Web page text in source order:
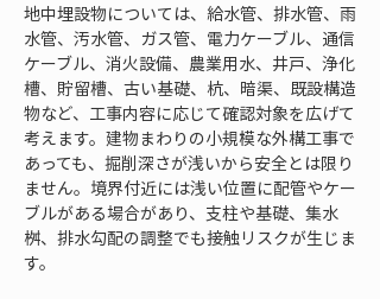
地中埋設物については、給水管、排水管、雨
水管、汚水管、ガス管、電力ケーブル、通信
ケーブル、消火設備、農業用水、井戸、浄化
槽、貯留槽、古い基礎、杭、暗渠、既設構造
物など、工事内容に応じて確認対象を広げて
考えます。建物まわりの小規模な外構工事で
あっても、掘削深さが浅いから安全とは限り
ません。境界付近には浅い位置に配管やケー
ブルがある場合があり、支柱や基礎、集水
桝、排水勾配の調整でも接触リスクが生じま
す。